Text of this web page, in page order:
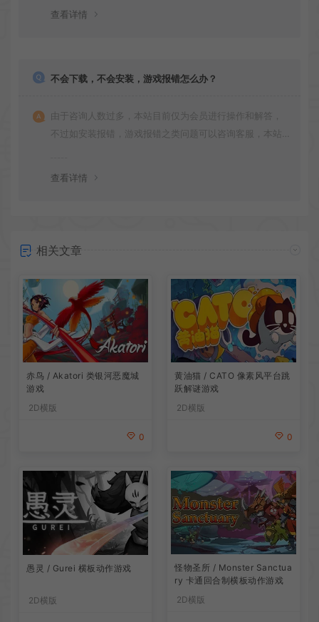
查看详情
不会下载，不会安装，游戏报错怎么办？
由于咨询人数过多，本站目前仅为会员进行操作和解答，
不过如安装报错，游戏报错之类问题可以咨询客服，本站
查看详情
相关文章
赤鸟 / Akatori 类银河恶魔城
游戏
2D横版
0
黄油猫 / CATO 像素风平台跳
跃解谜游戏
2D横版
0
愚灵 / Gurei 横板动作游戏
2D横版
怪物圣所 / Monster Sanctua
ry 卡通回合制横板动作游戏
2D横版